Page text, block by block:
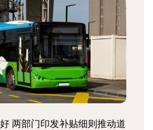
两部门印发补贴细则推动道